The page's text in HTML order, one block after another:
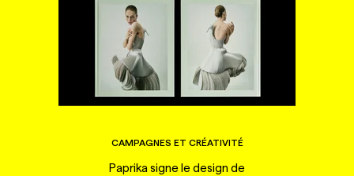
CAMPAGNES ET CRÉATIVITÉ
Paprika signe le design de